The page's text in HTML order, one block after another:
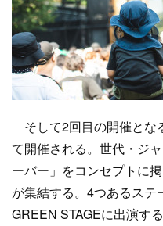
そして2回目の開催とな
て開催される。世代・ジ
ーバー」をコンセプトに
が集結する。4つあるステ
GREEN STAGEに出演す